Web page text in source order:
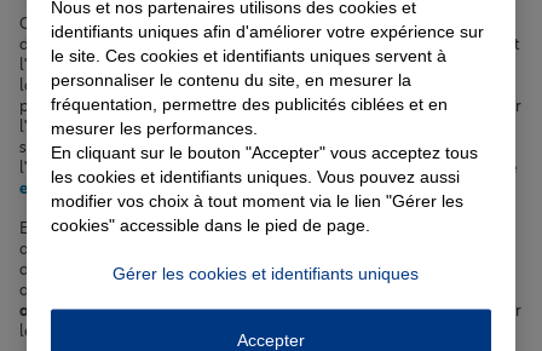
Chez Allianz, nous proposons une large gamme de solutions
d'
assurance à La Garde : assurance auto
pour parcourir sereinement
l'avenue du 8 mai 1945, assurance habitationpour protéger votre
logement des risques du quotidien,complémentaire santé
prendre soin de vous et de votre famille, assurance vie pour préparer
l'avenir et assurer la transmission de votre patrimoine, assurance
scolaire pour la tranquillité de vos enfants lors de leur scolarité à
l'école Marcel Pagnol ou au collège Jacques Cousteau, et
assurance
emprunteurpour sécuriser votre prêt immobilier.
En tant qu'assureur de proximité, nous sommes fiers de vous
accompagner au quotidien à La Garde, que ce soit pour vos
déplacements sur le boulevard Stalingrad ou pour protéger votre
appartement avenue Jean Jaurès. Nos agents Allianz, experts en
assurance, sont à votre écoute pour vous conseiller et vous proposer
les meilleures garanties au meilleur prix.
Nous et nos partenaires utilisons des cookies et
identifiants uniques afin d'améliorer votre expérience sur
le site. Ces cookies et identifiants uniques servent à
personnaliser le contenu du site, en mesurer la
fréquentation, permettre des publicités ciblées et en
mesurer les performances.
En cliquant sur le bouton "Accepter" vous acceptez tous
les cookies et identifiants uniques. Vous pouvez aussi
modifier vos choix à tout moment via le lien "Gérer les
cookies" accessible dans le pied de page.
Gérer les cookies et identifiants uniques
Accepter